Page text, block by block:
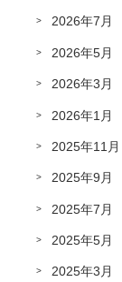
2026年7月
2026年5月
2026年3月
2026年1月
2025年11月
2025年9月
2025年7月
2025年5月
2025年3月